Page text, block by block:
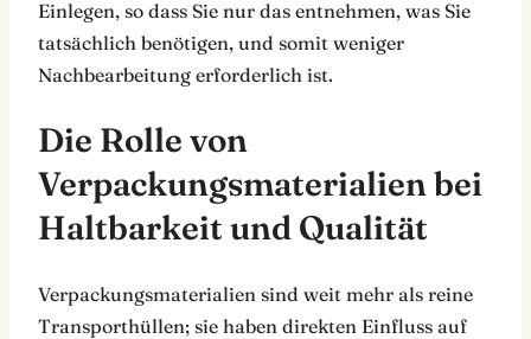
Einlegen, so dass Sie nur das entnehmen, was Sie
tatsächlich benötigen, und somit weniger
Nachbearbeitung erforderlich ist.
Die Rolle von
Verpackungsmaterialien bei
Haltbarkeit und Qualität
Verpackungsmaterialien sind weit mehr als reine
Transporthüllen; sie haben direkten Einfluss auf